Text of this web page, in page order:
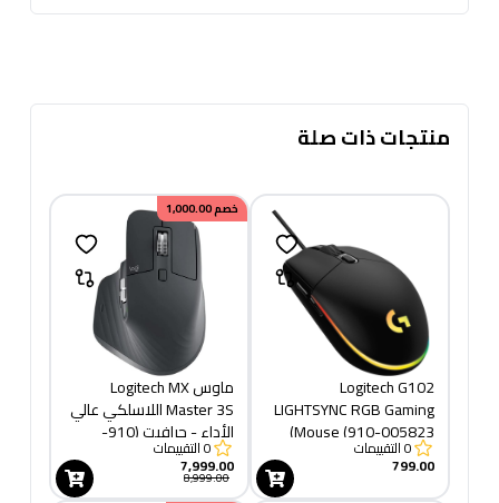
منتجات ذات صلة
Logitech G102
LIGHTSYNC RGB Gaming
Mouse (910-005823)
0التقييمات
799.00
خصم1,000.00
ماوس Logitech MX
Master 3S اللاسلكي عالي
الأداء - جرافيت (910-
006559)
0التقييمات
7,999.00
8,999.00